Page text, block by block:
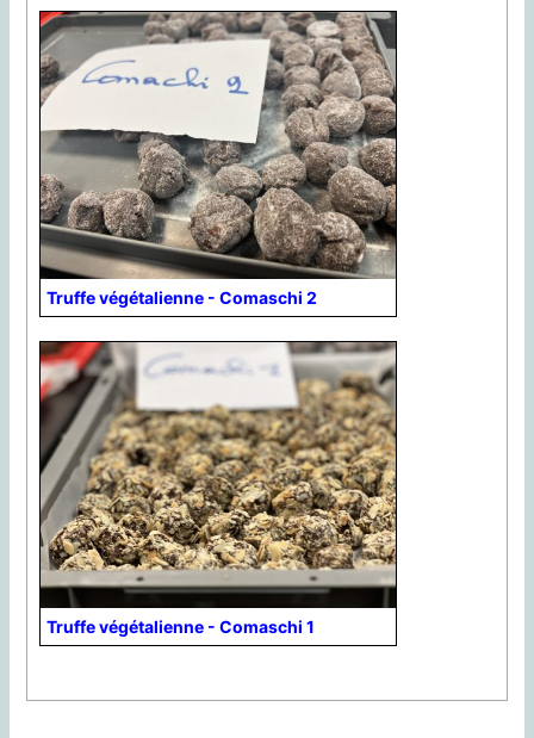
Truffe végétalienne - Comaschi 2
Truffe végétalienne - Comaschi 1